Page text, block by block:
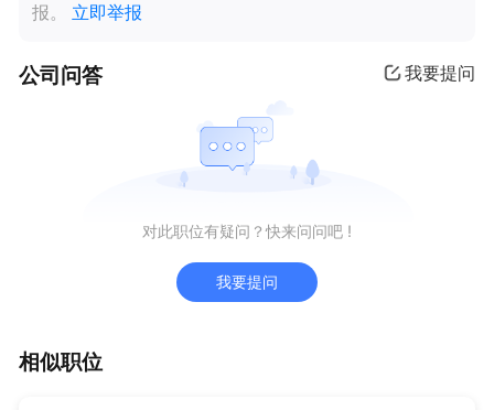
报。 立即举报
公司问答 我要提问
对此职位有疑问？快来问问吧 !
我要提问
相似职位